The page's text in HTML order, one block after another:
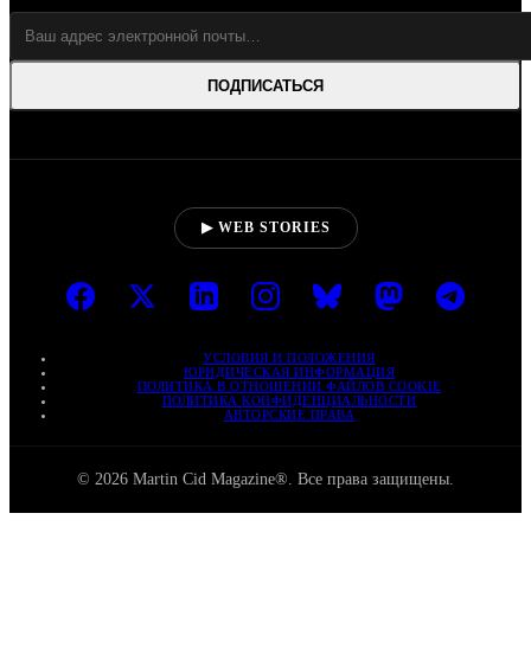
ПОДПИСАТЬСЯ
▶ WEB STORIES
УСЛОВИЯ И ПОЛОЖЕНИЯ
ЮРИДИЧЕСКАЯ ИНФОРМАЦИЯ
ПОЛИТИКА В ОТНОШЕНИИ ФАЙЛОВ COOKIE
ПОЛИТИКА КОНФИДЕНЦИАЛЬНОСТИ
АВТОРСКИЕ ПРАВА
© 2026 Martin Cid Magazine®. Все права защищены.